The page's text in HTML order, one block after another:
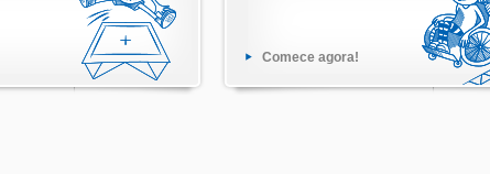
Comece agora!